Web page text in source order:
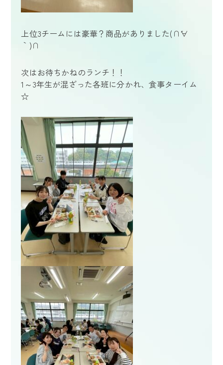
上位3チームには豪華？商品がありました(∩´∀
｀)∩
次はお待ちかねのランチ！！
1～3年生が混ざった各班に分かれ、食事ターイム
☆